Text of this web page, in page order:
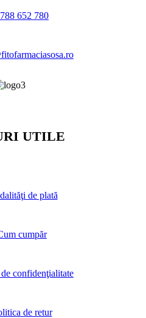
652 780
UTILE
de plată
cumpăr
confidenţialitate
de retur